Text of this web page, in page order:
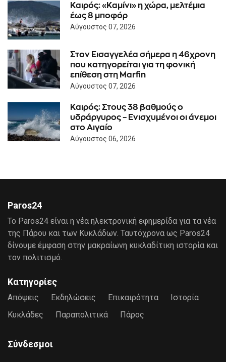
Καιρός: «Καμίνι» η χώρα, μελτέμια
έως 8 μποφόρ
Αύγουστος 07, 2026
Στον Εισαγγελέα σήμερα η 46χρονη
που κατηγορείται για τη φονική
επίθεση στη Marfin
Αύγουστος 07, 2026
Καιρός: Στους 38 βαθμούς ο
υδράργυρος – Ενισχυμένοι οι άνεμοι
στο Αιγαίο
Αύγουστος 06, 2026
Paros24
Το Paros24 είναι η νέα ηλεκτρονική εφημερίδα για τα νέα
της Πάρου και των Κυκλάδων. Ταυτόχρονα ως Paros24
δίνουμε έμφαση στην μακραίωνη κυκλαδίτικη ιστορία και
τον πολιτισμό.
Κατηγορίες
Απόψεις Εκδηλώσεις Επικαιρότητα
Ιστορία
Κυκλάδες
Παραπολιτικά Πάρος
Σύνδεσμοι